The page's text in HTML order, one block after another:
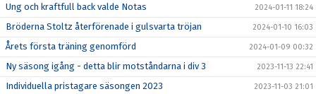
Ung och kraftfull back valde Notas 2024-01-11 18:24
Bröderna Stoltz återförenade i gulsvarta tröjan 2024-01-10 16:03
Årets första träning genomförd 2024-01-09 00:32
Ny säsong igång - detta blir motståndarna i div 3 2023-11-13 22:41
Individuella pristagare säsongen 2023 2023-11-03 21:01